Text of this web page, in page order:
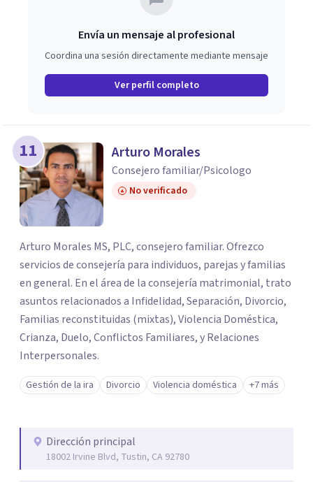
Envía un mensaje al profesional
Coordina una sesión directamente mediante mensaje
Ver perfil completo
11 Arturo Morales
Consejero familiar/Psicologo
No verificado
Arturo Morales MS, PLC, consejero familiar. Ofrezco
servicios de consejería para individuos, parejas y familias
en general. En el área de la consejería matrimonial, trato
asuntos relacionados a Infidelidad, Separación, Divorcio,
Familias reconstituidas (mixtas), Violencia Doméstica,
Crianza, Duelo, Conflictos Familiares, y Relaciones
Interpersonales.
Gestión de la ira Divorcio Violencia doméstica +7 más
Dirección principal
18002 Irvine Blvd, Tustin, CA 92780